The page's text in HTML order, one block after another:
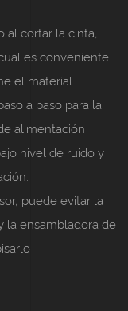
al cortar la cinta,
es conveniente
el material.
a paso para la
alimentación
nivel de ruido y
puede evitar la
la ensambladora de